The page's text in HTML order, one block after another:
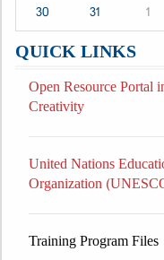
30
31 1
QUICK LINKS
Open Resource Portal
Creativity
United Nations
Organization
Training Program Files